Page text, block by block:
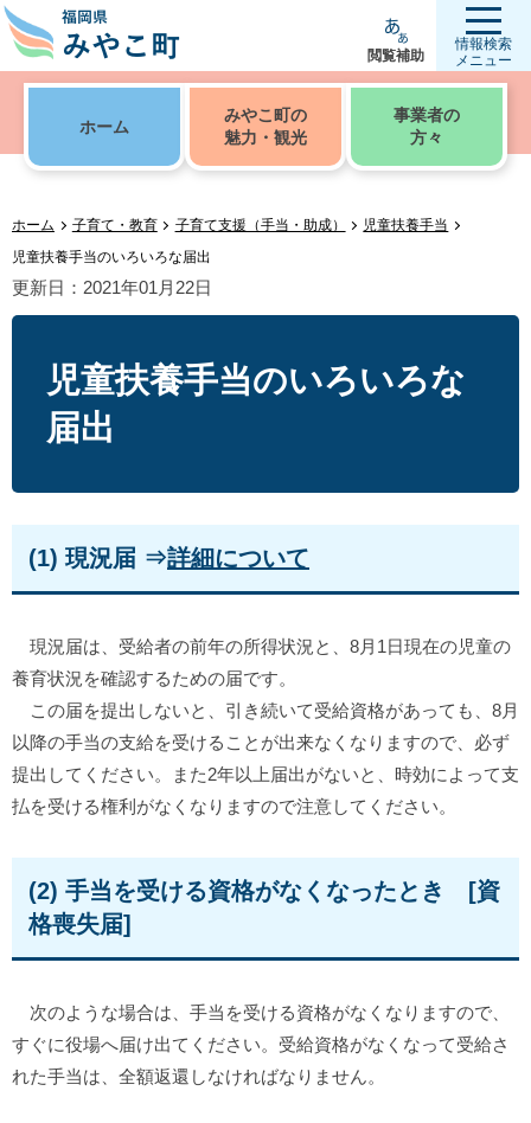
閲覧補助
情報検索
メニュー
ホーム
みやこ町の
魅力・観光
事業者の
方々
ホーム 子育て・教育 子育て支援（手当・助成）
児童扶養手当
児童扶養手当のいろいろな届出
更新日：2021年01月22日
児童扶養手当のいろいろな
届出
(1) 現況届 ⇒詳細について
現況届は、受給者の前年の所得状況と、8月1日現在の児童の
養育状況を確認するための届です。
この届を提出しないと、引き続いて受給資格があっても、8月
以降の手当の支給を受けることが出来なくなりますので、必ず
提出してください。また2年以上届出がないと、時効によって支
払を受ける権利がなくなりますので注意してください。
(2) 手当を受ける資格がなくなったとき [資
格喪失届]
次のような場合は、手当を受ける資格がなくなりますので、
すぐに役場へ届け出てください。受給資格がなくなって受給さ
れた手当は、全額返還しなければなりません。